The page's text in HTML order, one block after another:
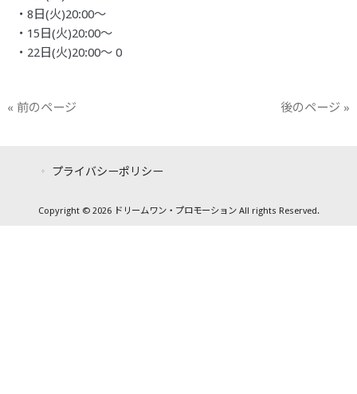
・8日(火)20:00〜
・15日(火)20:00〜
・22日(火)20:00〜 0
« 前のページ 後のページ »
プライバシーポリシー
Copyright © 2026 ドリームワン・プロモーション All rights Reserved.